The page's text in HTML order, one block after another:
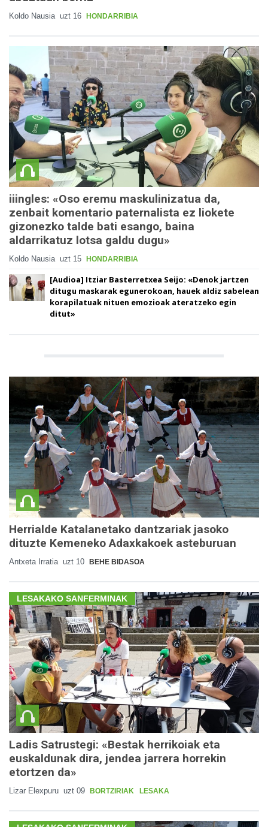
Koldo Nausia uzt 16 HONDARRIBIA
iiingles: «Oso eremu maskulinizatua da,
zenbait komentario paternalista ez liokete
gizonezko talde bati esango, baina
aldarrikatuz lotsa galdu dugu»
Koldo Nausia uzt 15 HONDARRIBIA
[Audioa] Itziar Basterretxea Seijo: «Denok jartzen
ditugu maskarak egunerokoan, hauek aldiz sabelean
korapilatuak nituen emozioak ateratzeko egin
ditut»
Herrialde Katalanetako dantzariak jasoko
dituzte Kemeneko Adaxkakoek asteburuan
Antxeta Irratia uzt 10 BEHE BIDASOA
LESAKAKO SANFERMINAK
Ladis Satrustegi: «Bestak herrikoiak eta
euskaldunak dira, jendea jarrera horrekin
etortzen da»
Lizar Elexpuru uzt 09 BORTZIRIAK LESAKA